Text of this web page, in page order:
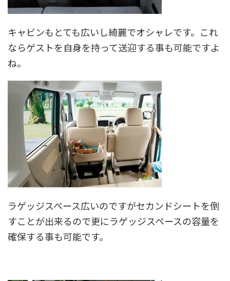
キャビンもとても広いし綺麗でオシャレです。これ
ならゲストを自身を持って送迎する事も可能ですよ
ね。
ラゲッジスペース広いのですがセカンドシートを倒
すことが出来るので更にラゲッジスペースの容量を
確保する事も可能です。